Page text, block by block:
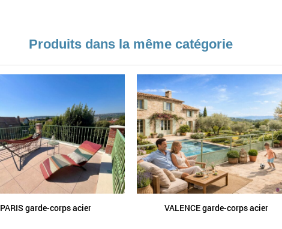
Produits dans la même catégorie
PARIS garde-corps acier VALENCE garde-corps acier